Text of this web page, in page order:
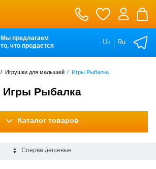
Мы предлагаем
то, что продается
Uk Ru
/ Игрушки для малышей / Игры Рыбалка
Игры Рыбалка
Каталог товаров
Сперва дешевые